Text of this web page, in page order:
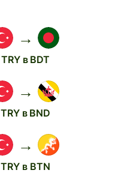
→
TRY в BDT
→
TRY в BND
→
TRY в BTN